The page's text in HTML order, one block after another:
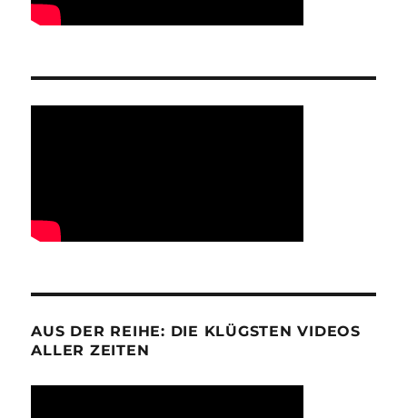
AUS DER REIHE: DIE KLÜGSTEN VIDEOS
ALLER ZEITEN